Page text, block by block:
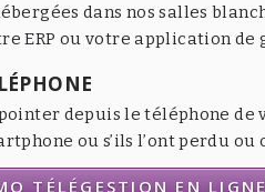
dans nos salles
ERP ou votre application de
depuis le téléphone de
ou s’ils l’ont perdu ou
TÉLÉGESTION EN LIGNE